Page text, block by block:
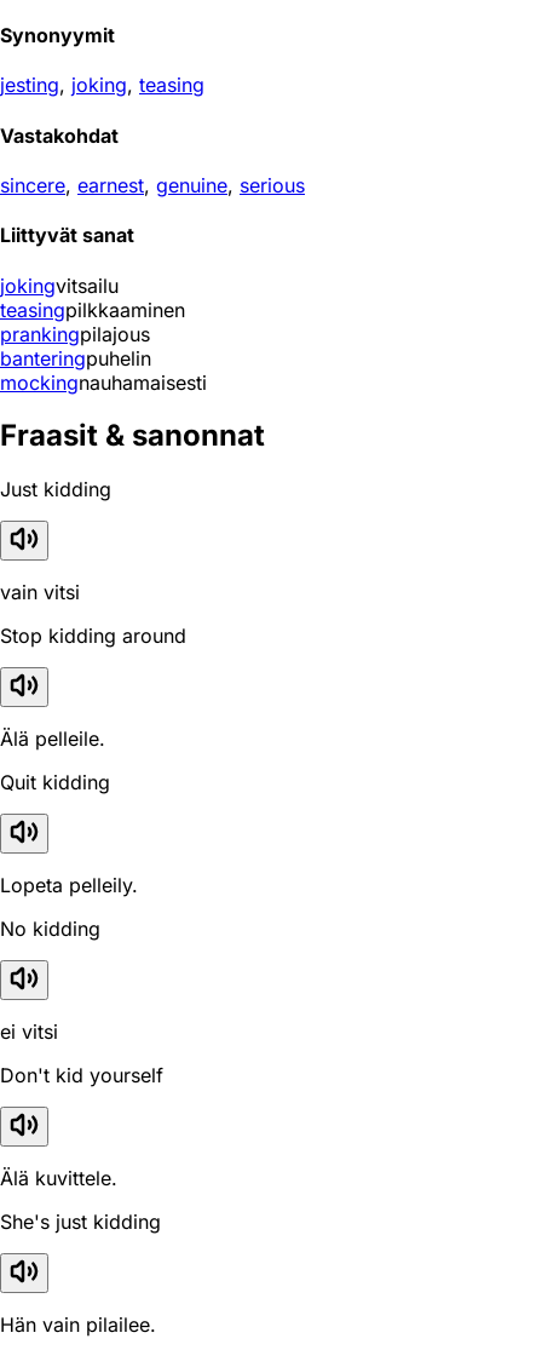
Synonyymit
jesting, joking, teasing
Vastakohdat
sincere, earnest, genuine, serious
Liittyvät sanat
jokingvitsailu
teasingpilkkaaminen
prankingpilajous
banteringpuhelin
mockingnauhamaisesti
Fraasit & sanonnat
Just kidding
vain vitsi
Stop kidding around
Älä pelleile.
Quit kidding
Lopeta pelleily.
No kidding
ei vitsi
Don't kid yourself
Älä kuvittele.
She's just kidding
Hän vain pilailee.